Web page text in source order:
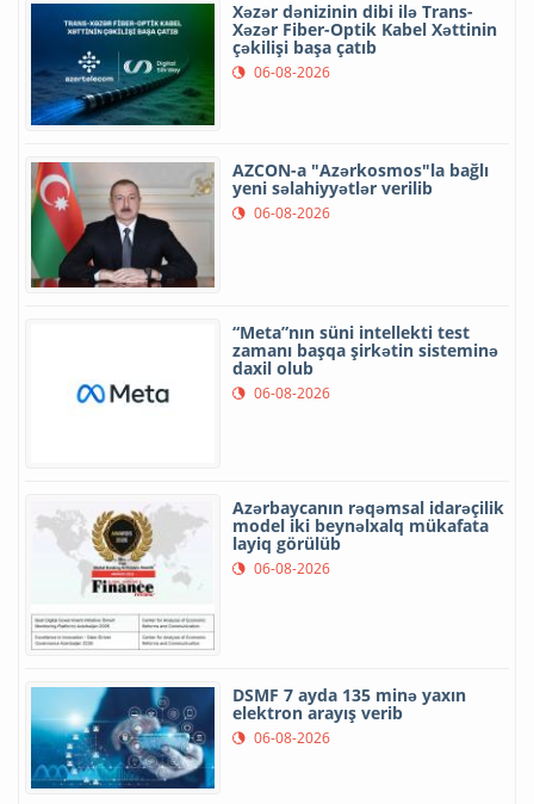
Xəzər dənizinin dibi ilə Trans-
Xəzər Fiber-Optik Kabel Xəttinin
çəkilişi başa çatıb
06-08-2026
AZCON-a "Azərkosmos"la bağlı
yeni səlahiyyətlər verilib
06-08-2026
“Meta”nın süni intellekti test
zamanı başqa şirkətin sisteminə
daxil olub
06-08-2026
Azərbaycanın rəqəmsal idarəçilik
model iki beynəlxalq mükafata
layiq görülüb
06-08-2026
DSMF 7 ayda 135 minə yaxın
elektron arayış verib
06-08-2026